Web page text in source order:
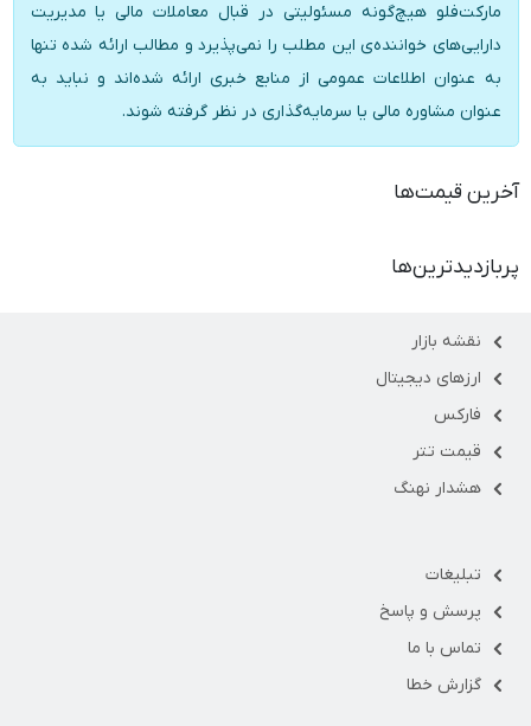
مارکت‌فلو هیچ‌گونه مسئولیتی در قبال معاملات مالی یا مدیریت
دارایی‌های خواننده‌ی این مطلب را نمی‌پذیرد و مطالب ارائه شده تنها
به عنوان اطلاعات عمومی از منابع خبری ارائه شده‌اند و نباید به
عنوان مشاوره مالی یا سرمایه‌گذاری در نظر گرفته شوند.
آخرین قیمت‌ها
پربازدیدترین‌ها
نقشه بازار
ارزهای دیجیتال
فارکس
قیمت تتر
هشدار نهنگ
تبلیغات
پرسش و پاسخ
تماس با ما
گزارش خطا